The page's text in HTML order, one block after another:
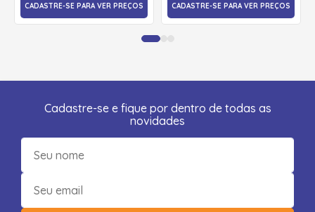
CADASTRE-SE PARA VER PREÇOS CADASTRE-SE PARA VER PREÇOS
Cadastre-se e fique por dentro de todas as
novidades